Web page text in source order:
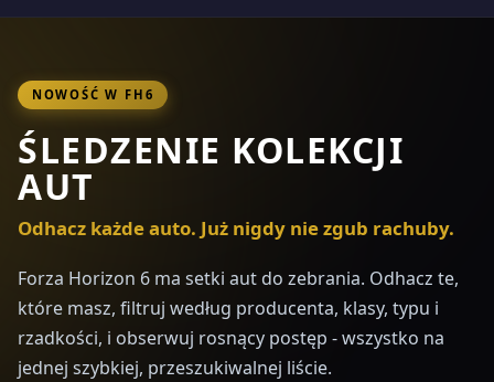
NOWOŚĆ W FH6
ŚLEDZENIE KOLEKCJI
AUT
Odhacz każde auto. Już nigdy nie zgub rachuby.
Forza Horizon 6 ma setki aut do zebrania. Odhacz te,
które masz, filtruj według producenta, klasy, typu i
rzadkości, i obserwuj rosnący postęp - wszystko na
jednej szybkiej, przeszukiwalnej liście.